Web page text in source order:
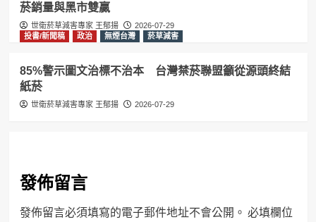
菸銷量與黑市雙贏
世衛菸草減害專家 王郁揚
2026-07-29
投書/新聞稿
政治 無煙台灣 菸草減害
85%警示圖文治標不治本 台灣禁菸聯盟籲從源頭終結
紙菸
世衛菸草減害專家 王郁揚 2026-07-29
發佈留言
發佈留言必須填寫的電子郵件地址不會公開。 必填欄位